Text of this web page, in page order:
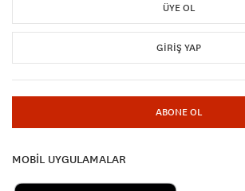
ÜYE OL
GIRIŞ YAP
ABONE OL
MOBİL UYGULAMALAR